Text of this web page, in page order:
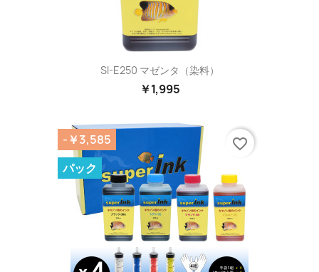
SI-E250 マゼンタ（染料）
￥1,995
-￥3,585
パック
favorite_border